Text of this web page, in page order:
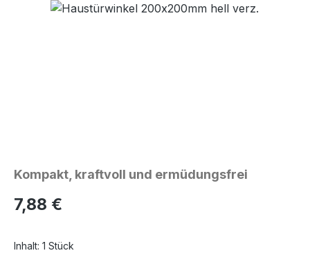
Bildergalerie überspringen
Kompakt, kraftvoll und ermüdungsfrei
Regulärer Preis:
7,88 €
Inhalt: 1 Stück